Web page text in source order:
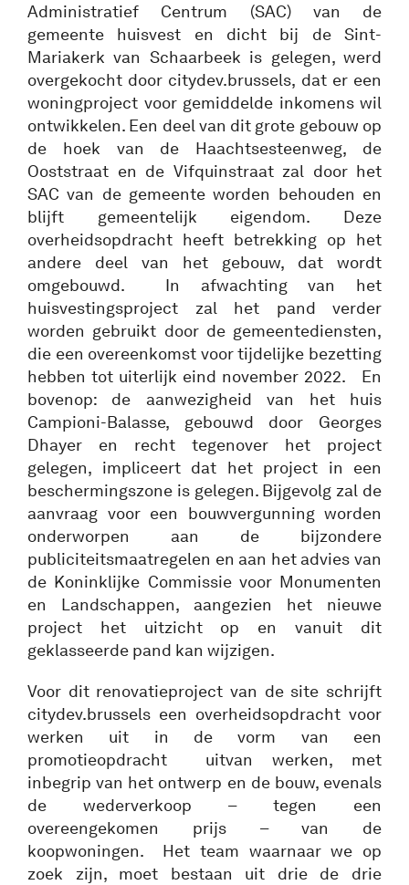
Administratief Centrum (SAC) van de
gemeente huisvest en dicht bij de Sint-
Mariakerk van Schaarbeek is gelegen, werd
overgekocht door citydev.brussels, dat er een
woningproject voor gemiddelde inkomens wil
ontwikkelen. Een deel van dit grote gebouw op
de hoek van de Haachtsesteenweg, de
Ooststraat en de Vifquinstraat zal door het
SAC van de gemeente worden behouden en
blijft gemeentelijk eigendom. Deze
overheidsopdracht heeft betrekking op het
andere deel van het gebouw, dat wordt
omgebouwd. In afwachting van het
huisvestingsproject zal het pand verder
worden gebruikt door de gemeentediensten,
die een overeenkomst voor tijdelijke bezetting
hebben tot uiterlijk eind november 2022. En
bovenop: de aanwezigheid van het huis
Campioni-Balasse, gebouwd door Georges
Dhayer en recht tegenover het project
gelegen, impliceert dat het project in een
beschermingszone is gelegen. Bijgevolg zal de
aanvraag voor een bouwvergunning worden
onderworpen aan de bijzondere
publiciteitsmaatregelen en aan het advies van
de Koninklijke Commissie voor Monumenten
en Landschappen, aangezien het nieuwe
project het uitzicht op en vanuit dit
geklasseerde pand kan wijzigen.
Voor dit renovatieproject van de site schrijft
citydev.brussels een overheidsopdracht voor
werken uit in de vorm van een
promotieopdracht uitvan werken, met
inbegrip van het ontwerp en de bouw, evenals
de wederverkoop – tegen een
overeengekomen prijs – van de
koopwoningen. Het team waarnaar we op
zoek zijn, moet bestaan uit drie de drie